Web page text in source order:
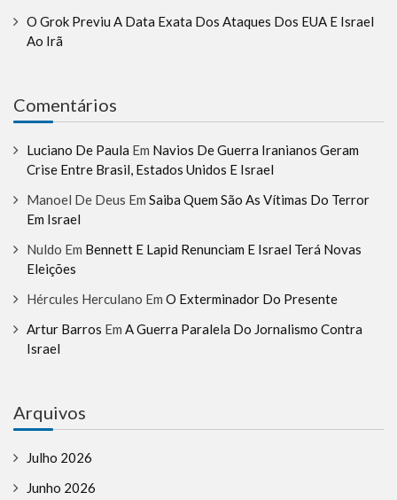
O Grok Previu A Data Exata Dos Ataques Dos EUA E Israel
Ao Irã
Comentários
Luciano De Paula Em Navios De Guerra Iranianos Geram
Crise Entre Brasil, Estados Unidos E Israel
Manoel De Deus Em Saiba Quem São As Vítimas Do Terror
Em Israel
Nuldo Em Bennett E Lapid Renunciam E Israel Terá Novas
Eleições
Hércules Herculano Em O Exterminador Do Presente
Artur Barros Em A Guerra Paralela Do Jornalismo Contra
Israel
Arquivos
Julho 2026
Junho 2026